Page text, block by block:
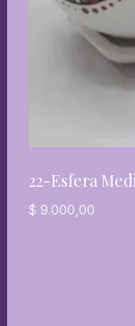
22-Esfera
$ 9.000,00